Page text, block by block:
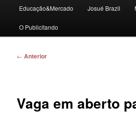
Educação&Mercado Josué Brazil
O Publicitando
Navegação
← Anterior
Vaga em aberto